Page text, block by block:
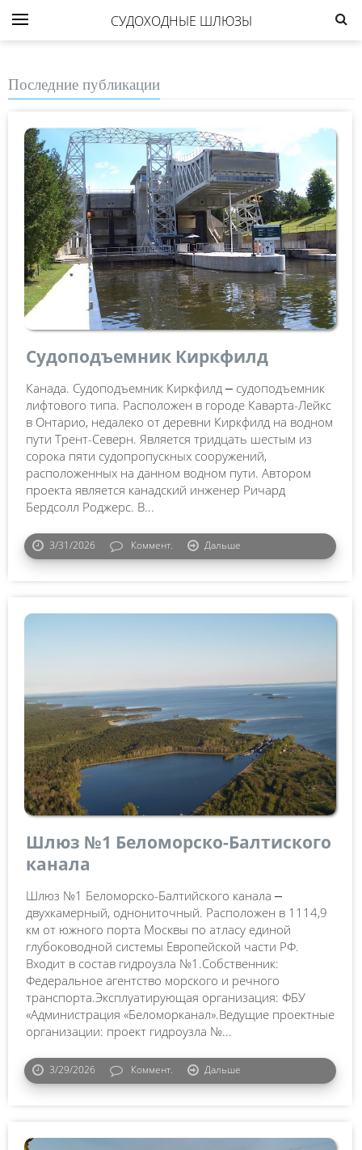
СУДОХОДНЫЕ ШЛЮЗЫ
Последние публикации
Судоподъемник Киркфилд
Канада. Судоподъемник Киркфилд ⎼ судоподъемник
лифтового типа. Расположен в городе Каварта-Лейкс
в Онтарио, недалеко от деревни Киркфилд на водном
пути Трент-Северн. Является тридцать шестым из
сорока пяти судопропускных сооружений,
расположенных на данном водном пути. Автором
проекта является канадский инженер Ричард
Бердсолл Роджерс. В...
3/31/2026 Коммент. Дальше
Шлюз №1 Беломорско-Балтиского
канала
Шлюз №1 Беломорско-Балтийского канала ⎼
двухкамерный, однониточный. Расположен в 1114,9
км от южного порта Москвы по атласу единой
глубоководной системы Европейской части РФ.
Входит в состав гидроузла №1.Собственник:
Федеральное агентство морского и речного
транспорта.Эксплуатирующая организация: ФБУ
«Администрация «Беломорканал».Ведущие проектные
организации: проект гидроузла №...
3/29/2026 Коммент. Дальше